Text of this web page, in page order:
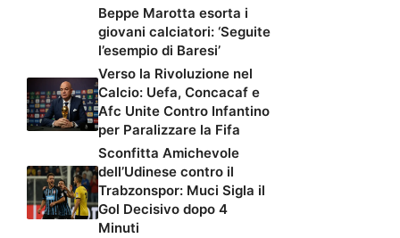
Beppe Marotta esorta i
giovani calciatori: ‘Seguite
l’esempio di Baresi’
Verso la Rivoluzione nel
Calcio: Uefa, Concacaf e
Afc Unite Contro Infantino
per Paralizzare la Fifa
Sconfitta Amichevole
dell’Udinese contro il
Trabzonspor: Muci Sigla il
Gol Decisivo dopo 4
Minuti